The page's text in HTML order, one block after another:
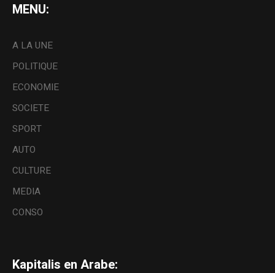
MENU:
A LA UNE
POLITIQUE
ECONOMIE
SOCIETE
SPORT
AUTO
CULTURE
MEDIA
CONSO
Kapitalis en Arabe: